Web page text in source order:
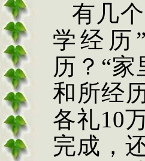
有几
学经历
历？“
和所经
各礼10
完成，